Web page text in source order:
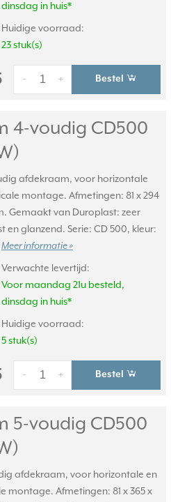
dinsdag in huis*
Huidige voorraad:
23 stuk(s)
+
- Bestel
4-voudig CD500
afdekraam, voor horizontale
montage. Afmetingen: 81 x 294
Gemaakt van Duroplast: zeer
en glanzend. Serie: CD 500, kleur:
Meer informatie »
Verwachte levertijd:
Voor maandag 21u besteld,
dinsdag in huis*
Huidige voorraad:
5 stuk(s)
+
- Bestel
5-voudig CD500
afdekraam, voor horizontale en
montage. Afmetingen: 81 x 365 x